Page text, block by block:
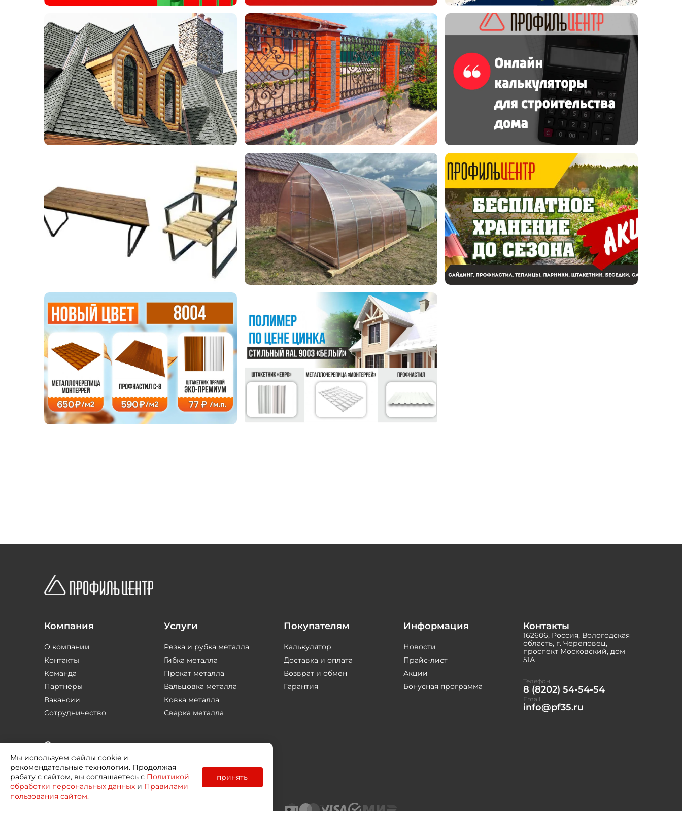
Компания
О компании
Контакты
Команда
Партнёры
Вакансии
Сотрудничество
Услуги
Резка и рубка металла
Гибка металла
Прокат металла
Вальцовка металла
Ковка металла
Сварка металла
Покупателям
Калькулятор
Доставка и оплата
Возврат и обмен
Гарантия
Информация
Новости
Прайс-лист
Акции
Бонусная программа
Контакты
162606, Россия, Вологодская
область, г. Череповец,
проспект Московский, дом
51А
Телефон
8 (8202) 54-54-54
Email
info@pf35.ru
Соцсети
Мы используем файлы cookie и
рекомендательные технологии. Продолжая
рабату с сайтом, вы соглашаетесь с Политикой
обработки персональных данных и Правилами
пользования сайтом.
принять